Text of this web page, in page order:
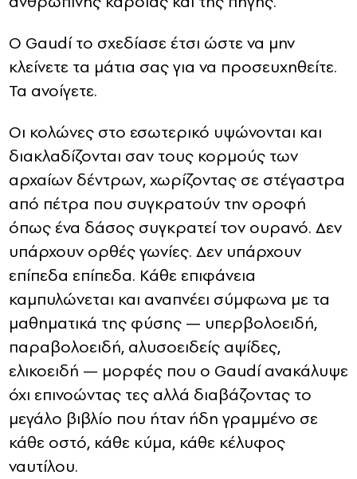
Ο Gaudí το σχεδίασε έτσι ώστε να μην
κλείνετε τα μάτια σας για να προσευχηθείτε.
Τα ανοίγετε.
Οι κολώνες στο εσωτερικό υψώνονται και
διακλαδίζονται σαν τους κορμούς των
αρχαίων δέντρων, χωρίζοντας σε στέγαστρα
από πέτρα που συγκρατούν την οροφή
όπως ένα δάσος συγκρατεί τον ουρανό. Δεν
υπάρχουν ορθές γωνίες. Δεν υπάρχουν
επίπεδα επίπεδα. Κάθε επιφάνεια
καμπυλώνεται και αναπνέει σύμφωνα με τα
μαθηματικά της φύσης — υπερβολοειδή,
παραβολοειδή, αλυσοειδείς αψίδες,
ελικοειδή — μορφές που ο Gaudí ανακάλυψε
όχι επινοώντας τες αλλά διαβάζοντας το
μεγάλο βιβλίο που ήταν ήδη γραμμένο σε
κάθε οστό, κάθε κύμα, κάθε κέλυφος
ναυτίλου.